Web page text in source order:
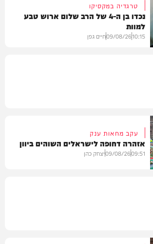
טרגדיה במקסיקו
נכדו בן ה-4 של הרב שלום ארוש טבע
למוות
10:15
09/08/26חיים גפן
עקב מחאות ענק
אזהרה דחופה לישראלים השוהים ביוון
09:51
09/08/26יצחק כהן